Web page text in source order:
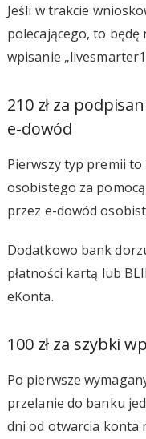
Jeśli w trakcie
polecającego, to będę
wpisanie
210 zł za
e-dowód
Pierwszy typ premii to
osobistego za
przez e-dowód
Dodatkowo bank
płatności kartą lub
eKonta.
100 zł za szybki
Po pierwsze
przelanie do banku
dni od otwarcia konta